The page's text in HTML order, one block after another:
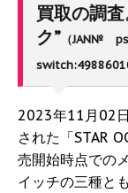
買取の調
ク” （JAN№
2023年11月02
された「STAR
売開始時点での
イッチの三種と